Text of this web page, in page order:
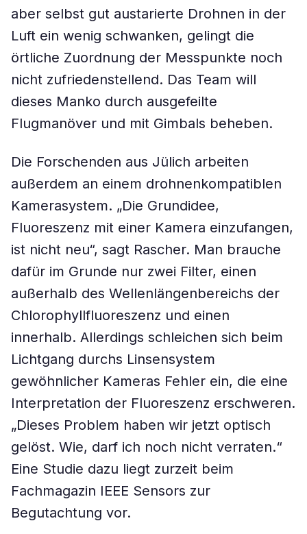
aber selbst gut austarierte Drohnen in der
Luft ein wenig schwanken, gelingt die
örtliche Zuordnung der Messpunkte noch
nicht zufriedenstellend. Das Team will
dieses Manko durch ausgefeilte
Flugmanöver und mit Gimbals beheben.
Die Forschenden aus Jülich arbeiten
außerdem an einem drohnenkompatiblen
Kamerasystem. „Die Grundidee,
Fluoreszenz mit einer Kamera einzufangen,
ist nicht neu“, sagt Rascher. Man brauche
dafür im Grunde nur zwei Filter, einen
außerhalb des Wellenlängenbereichs der
Chlorophyllfluoreszenz und einen
innerhalb. Allerdings schleichen sich beim
Lichtgang durchs Linsensystem
gewöhnlicher Kameras Fehler ein, die eine
Interpretation der Fluoreszenz erschweren.
„Dieses Problem haben wir jetzt optisch
gelöst. Wie, darf ich noch nicht verraten.“
Eine Studie dazu liegt zurzeit beim
Fachmagazin IEEE Sensors zur
Begutachtung vor.